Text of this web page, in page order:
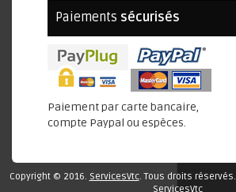
Paiements sécurisés
Paiement par carte bancaire,
compte Paypal ou espèces.
Copyright © 2016. ServicesVtc. Tous droits réservés.
ServicesVtc